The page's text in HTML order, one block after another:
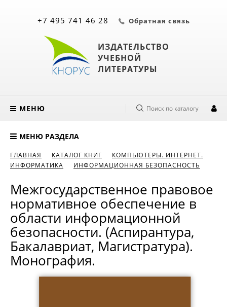
ИЗДАТЕЛЬСТВО
УЧЕБНОЙ
ЛИТЕРАТУРЫ
+7 495 741 46 28 Обратная связь
МЕНЮ Поиск по каталогу
МЕНЮ РАЗДЕЛА
ГЛАВНАЯ КАТАЛОГ КНИГ
КОМПЬЮТЕРЫ. ИНТЕРНЕТ.
ИНФОРМАТИКА
ИНФОРМАЦИОННАЯ БЕЗОПАСНОСТЬ
Межгосударственное правовое
нормативное обеспечение в
области информационной
безопасности. (Аспирантура,
Бакалавриат, Магистратура).
Монография.